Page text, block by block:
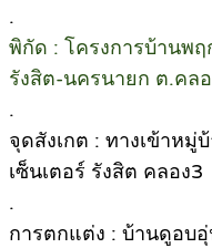
.
พิกัด : โครงการบ้านพ
รังสิต-นครนายก ต.คล
.
จุดสังเกต : ทางเข้าหมู่
เซ็นเตอร์ รังสิต คลอง3
.
การตกแต่ง : บ้านดูอบ